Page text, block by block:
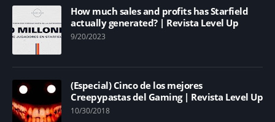
How much sales and profits has Starfield
actually generated? | Revista Level Up
9/20/2023
(Especial) Cinco de los mejores
Creepypastas del Gaming | Revista Level Up
10/30/2018